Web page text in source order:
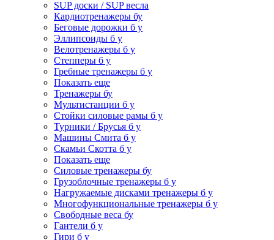
SUP доски / SUP весла
Кардиотренажеры бу
Беговые дорожки б у
Эллипсоиды б у
Велотренажеры б у
Степперы б у
Гребные тренажеры б у
Показать еще
Тренажеры бу
Мультистанции б у
Стойки силовые рамы б у
Турники / Брусья б у
Машины Смита б у
Скамьи Скотта б у
Показать еще
Силовые тренажеры бу
Грузоблочные тренажеры б у
Нагружаемые дисками тренажеры б у
Многофункциональные тренажеры б у
Свободные веса бу
Гантели б у
Гири б у